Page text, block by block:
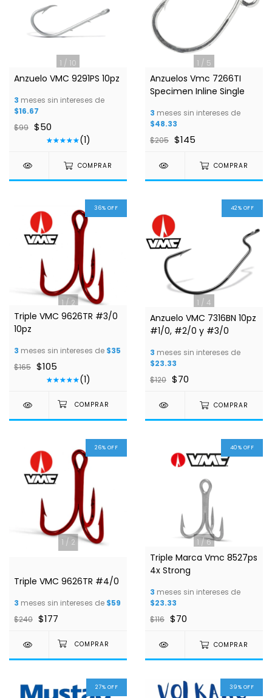
1 / 10
Anzuelo VMC 9291PS 10pz
3 meses sin intereses de
$16.67
$99 $50
(1)
COMPRAR
1 / 5
Anzuelos Vmc 7266TI
Specimen Inline Single
3 meses sin intereses de
$48.33
$205 $145
COMPRAR
1 / 2
36% OFF
Triple VMC 9626TR #3/0
10pz
3 meses sin intereses de $35
$165 $105
(1)
1 / 4
42% OFF
Anzuelo VMC 7316BN 10pz
#1/0, #2/0 y #3/0
3 meses sin intereses de
$23.33
$120 $70
COMPRAR
1 / 2
26% OFF
Triple VMC 9626TR #4/0
3 meses sin intereses de $59
$240 $177
1 /6
40% OFF
Triple Marca Vmc 8527ps
4x Strong
3 meses sin intereses de
$23.33
$116 $70
COMPRAR
27% OFF 39% OFF